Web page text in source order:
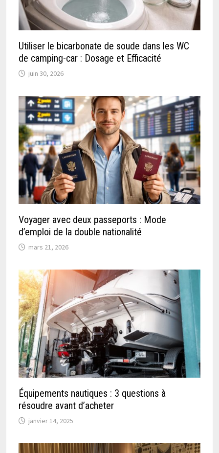
Utiliser le bicarbonate de soude dans les WC
de camping-car : Dosage et Efficacité
juin 30, 2026
Voyager avec deux passeports : Mode
d’emploi de la double nationalité
mars 21, 2026
Équipements nautiques : 3 questions à
résoudre avant d’acheter
janvier 14, 2025